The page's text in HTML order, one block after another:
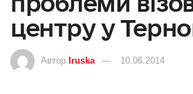
центру у
Автор Iruska 10.06.2014